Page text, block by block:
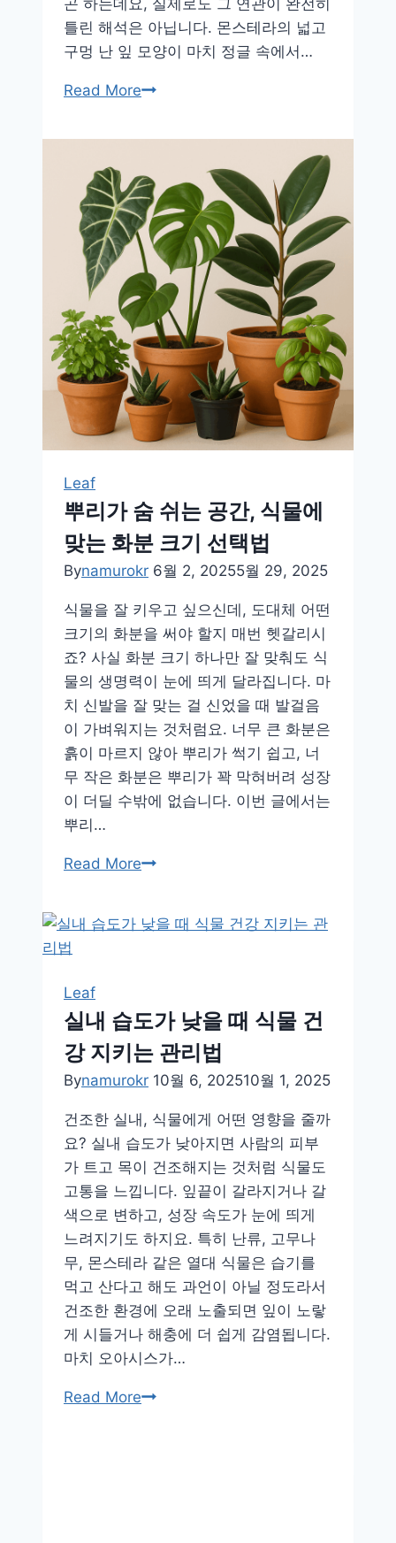
곤 하는데요, 실제로도 그 연관이 완전히
틀린 해석은 아닙니다. 몬스테라의 넓고
구멍 난 잎 모양이 마치 정글 속에서…
Read More몬
테
의
매
력,
이
름
뜻
부
터
공
기
화
까
지
한
에!
Leaf
뿌리가 숨 쉬는 공간, 식물에
맞는 화분 크기 선택법
Bynamurokr 6월 2, 20255월 29, 2025
식물을 잘 키우고 싶으신데, 도대체 어떤
크기의 화분을 써야 할지 매번 헷갈리시
죠? 사실 화분 크기 하나만 잘 맞춰도 식
물의 생명력이 눈에 띄게 달라집니다. 마
치 신발을 잘 맞는 걸 신었을 때 발걸음
이 가벼워지는 것처럼요. 너무 큰 화분은
흙이 마르지 않아 뿌리가 썩기 쉽고, 너
무 작은 화분은 뿌리가 꽉 막혀버려 성장
이 더딜 수밖에 없습니다. 이번 글에서는
뿌리…
Read More뿌
숨
간,
식
물
맞
는
화
분
크
기
선
택
법
Leaf
실내 습도가 낮을 때 식물 건
강 지키는 관리법
Bynamurokr 10월 6, 202510월 1, 2025
건조한 실내, 식물에게 어떤 영향을 줄까
요? 실내 습도가 낮아지면 사람의 피부
가 트고 목이 건조해지는 것처럼 식물도
고통을 느낍니다. 잎끝이 갈라지거나 갈
색으로 변하고, 성장 속도가 눈에 띄게
느려지기도 하지요. 특히 난류, 고무나
무, 몬스테라 같은 열대 식물은 습기를
먹고 산다고 해도 과언이 아닐 정도라서
건조한 환경에 오래 노출되면 잎이 노랗
게 시들거나 해충에 더 쉽게 감염됩니다.
마치 오아시스가…
Read More실